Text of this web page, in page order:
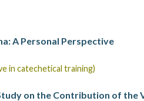
A Personal Perspective
in catechetical training)
on the Contribution of the